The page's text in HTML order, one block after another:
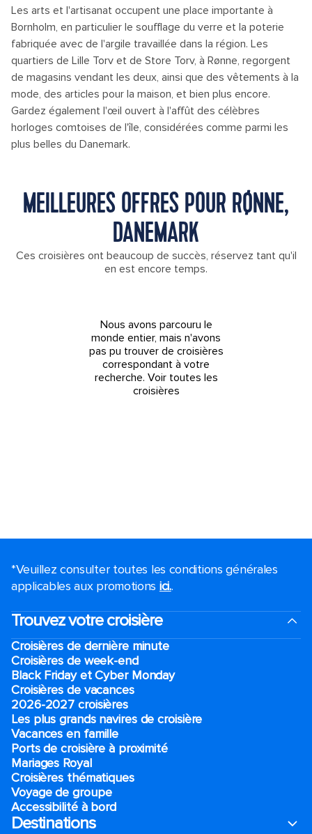
Les arts et l'artisanat occupent une place importante à
Bornholm, en particulier le soufflage du verre et la poterie
fabriquée avec de l'argile travaillée dans la région. Les
quartiers de Lille Torv et de Store Torv, à Rønne, regorgent
de magasins vendant les deux, ainsi que des vêtements à la
mode, des articles pour la maison, et bien plus encore.
Gardez également l'œil ouvert à l'affût des célèbres
horloges comtoises de l'île, considérées comme parmi les
plus belles du Danemark.
MEILLEURES OFFRES POUR RØNNE,
DANEMARK
Ces croisières ont beaucoup de succès, réservez tant qu'il
en est encore temps.
Nous avons parcouru le
monde entier, mais n'avons
pas pu trouver de croisières
correspondant à votre
recherche. Voir toutes les
croisières
*Veuillez consulter toutes les conditions générales
applicables aux promotions ici..
Trouvez votre croisière
Croisières de dernière minute
Croisières de week-end
Black Friday et Cyber Monday
Croisières de vacances
2026-2027 croisières
Les plus grands navires de croisière
Vacances en famille
Ports de croisière à proximité
Mariages Royal
Croisières thématiques
Voyage de groupe​
Accessibilité à bord​
Destinations